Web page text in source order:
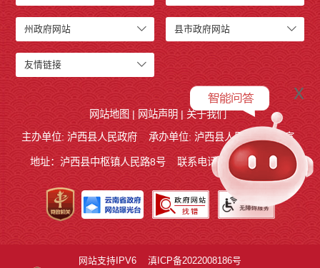
州政府网站 县市政府网站
友情链接
网站地图 | 网站声明 | 关于我们
主办单位: 泸西县人民政府
承办单位: 泸西县人民政府办公室
地址：泸西县中枢镇人民路8号 联系电话:0873-6621715
x
网站支持IPV6 滇ICP备2022008186号